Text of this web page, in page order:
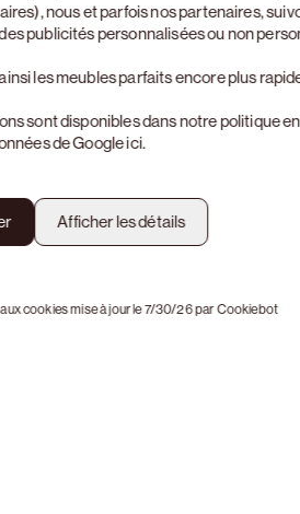
nous et parfois nos partenaires,
publicités personnalisées ou non
les meubles parfaits encore plus
sont disponibles dans notrepolitique
de Googleici.
Afficher les détails
cookies mise à jour le 7/30/26 parCookiebot